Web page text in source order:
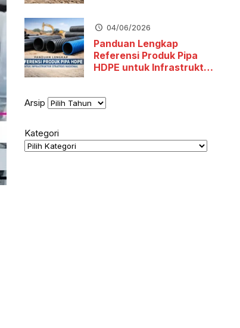
04/06/2026
Panduan Lengkap
Referensi Produk Pipa
HDPE untuk Infrastruktur
Arsip
Kategori